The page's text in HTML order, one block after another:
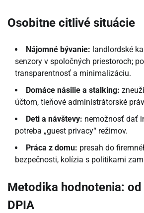
Osobitne citlivé situácie
Nájomné bývanie: landlordské
senzory v spoločných priestoroch;
transparentnosť a minimalizáciu.
Domáce násilie a stalking:
účtom, tieňové administrátorské
Deti a návštevy: nemožnosť dať
potreba „guest privacy“ režimov.
Práca z domu: presah do
bezpečnosti, kolízia s politikami
Metodika hodnotenia: od
DPIA